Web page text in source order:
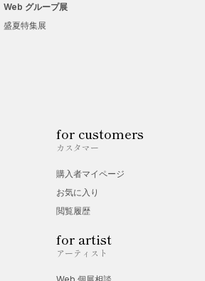
Web グループ展
盛夏特集展
for customers
カスタマー
購入者マイページ
お気に入り
閲覧履歴
for artist
アーティスト